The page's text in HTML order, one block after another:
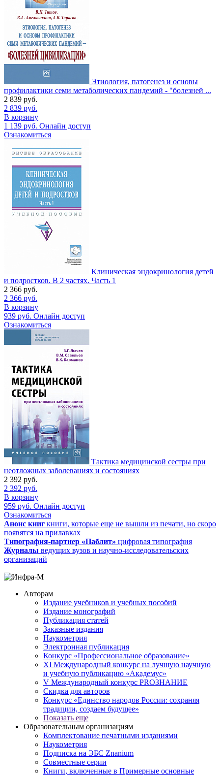
Этиология, патогенез и основы
профилактики семи метаболических пандемий - "болезней ...
2 839 руб.
2 839 руб.
В корзину
1 139 руб. Онлайн доступ
Ознакомиться
Клиническая эндокринология детей
и подростков. В 2 частях. Часть 1
2 366 руб.
2 366 руб.
В корзину
939 руб. Онлайн доступ
Ознакомиться
Тактика медицинской сестры при
неотложных заболеваниях и состояниях
2 392 руб.
2 392 руб.
В корзину
959 руб. Онлайн доступ
Ознакомиться
Анонс книг книги, которые еще не вышли из печати, но скоро
появятся на прилавках
Типография-партнер «Паблит» цифровая типография
Журналы ведущих вузов и научно-исследовательских
организаций
Авторам
Издание учебников и учебных пособий
Издание монографий
Публикация статей
Заказные издания
Наукометрия
Электронная публикация
Конкурс «Профессиональное образование»
XI Международный конкурс на лучшую научную
и учебную публикацию «Академус»
V Международный конкурс PROЗНАНИЕ
Скидка для авторов
Конкурс «Единство народов России: сохраняя
традиции, создаем будущее»
Показать еще
Образовательным организациям
Комплектование печатными изданиями
Наукометрия
Подписка на ЭБС Znanium
Совместные серии
Книги, включенные в Примерные основные